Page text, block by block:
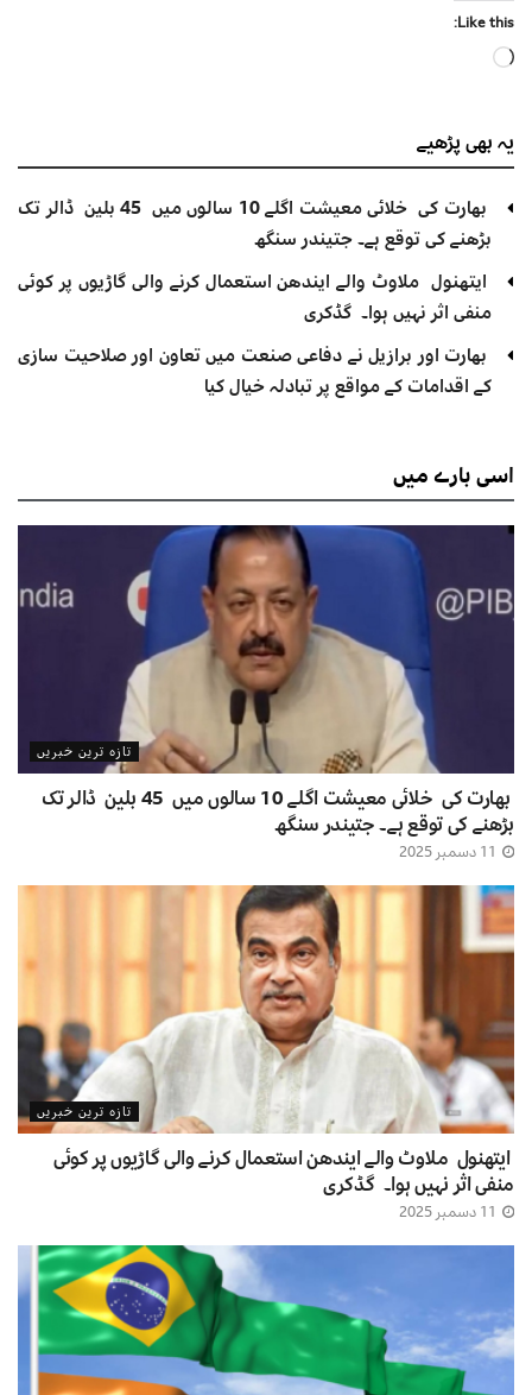
Like this:
Loading…
یہ بھیپڑھیے
بھارت کی خلائی معیشت اگلے 10 سالوں میں 45 بلین ڈالر تک
بڑھنے کی توقع ہے۔ جتیندر سنگھ
ایتھنول ملاوٹ والے ایندھن استعمال کرنے والی گاڑیوں پر کوئی
منفی اثر نہیں ہوا۔ گڈکری
بھارت اور برازیل نے دفاعی صنعت میں تعاون اور صلاحیت سازی
کے اقدامات کے مواقع پر تبادلہ خیال کیا
اسیبارے میں
تازہ ترین خبریں
بھارت کی خلائی معیشت اگلے 10 سالوں میں 45 بلین ڈالر تک
بڑھنے کی توقع ہے۔ جتیندر سنگھ
تازہ ترین خبریں
ایتھنول ملاوٹ والے ایندھن استعمال کرنے والی گاڑیوں پر کوئی
منفی اثر نہیں ہوا۔ گڈکری